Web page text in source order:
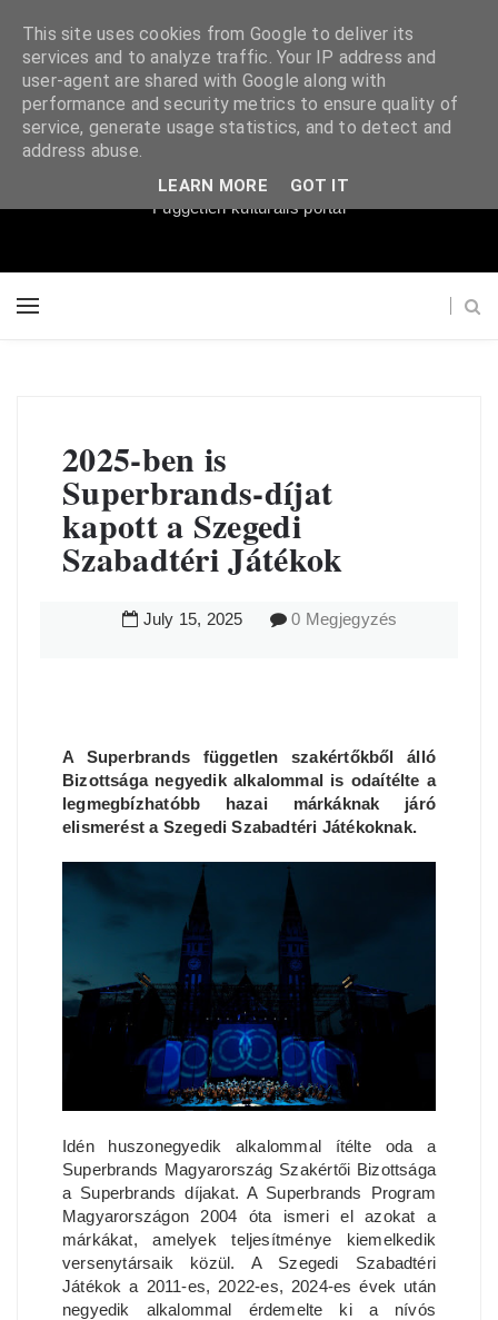
Súgópéldány
Független kulturális portál
2025-ben is
Superbrands-díjat
kapott a Szegedi
Szabadtéri Játékok
July 15, 2025 0 Megjegyzés
A Superbrands független szakértőkből álló
Bizottsága negyedik alkalommal is odaítélte a
legmegbízhatóbb hazai márkáknak járó
elismerést a Szegedi Szabadtéri Játékoknak.
Idén huszonegyedik alkalommal ítélte oda a
Superbrands Magyarország Szakértői Bizottsága
a Superbrands díjakat. A Superbrands Program
Magyarországon 2004 óta ismeri el azokat a
márkákat, amelyek teljesítménye kiemelkedik
versenytársaik közül. A Szegedi Szabadtéri
Játékok a 2011-es, 2022-es, 2024-es évek után
negyedik alkalommal érdemelte ki a nívós
This site uses cookies from Google to deliver its
services and to analyze traffic. Your IP address and
user-agent are shared with Google along with
performance and security metrics to ensure quality of
service, generate usage statistics, and to detect and
address abuse.
LEARN MORE GOT IT